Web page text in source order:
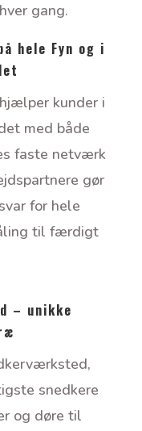
gang.
hele Fyn og i
kunder i
med både
faste netværk
gør
for hele
til færdigt
– unikke
snedkere
og døre til